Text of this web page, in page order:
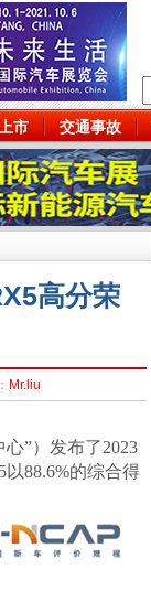
市 交通事故
高分荣
Mr.liu
”）发布了2023
88.6%的综合得